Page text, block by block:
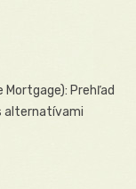
Mortgage): Prehľad
alternatívami